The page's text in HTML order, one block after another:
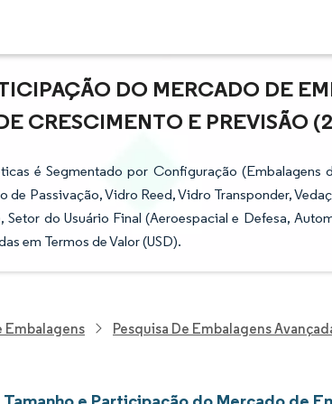
DO MERCADO DE
CRESCIMENTO E PREVISÃO
é Segmentado por Configuração (Embalagens
Passivação, Vidro Reed, Vidro Transponder,
do Usuário Final (Aeroespacial e Defesa,
em Termos de Valor (USD).
Embalagens Pesquisa De Embalagens